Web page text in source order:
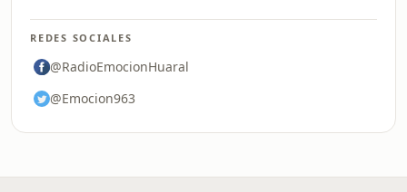
REDES SOCIALES
@RadioEmocionHuaral
@Emocion963